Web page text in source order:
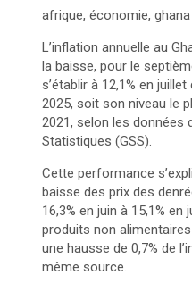
afrique, économie, ghana
L’inflation annuelle au
la baisse, pour le
s’établir à 12,1% en
2025, soit son niveau le
2021, selon les données
Statistiques (GSS).
Cette performance
baisse des prix des
16,3% en juin à 15,1% en
produits non alimentaires
une hausse de 0,7% de
même source.